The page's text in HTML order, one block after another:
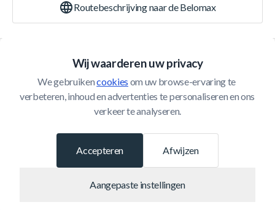
Wij waarderen uw privacy
We gebruiken cookies om uw browse-ervaring te
verbeteren, inhoud en advertenties te personaliseren en ons
verkeer te analyseren.
Afwijzen
Aangepaste instellingen
Accepteren
Klantenservice
Routebeschrijving naar de Belomax